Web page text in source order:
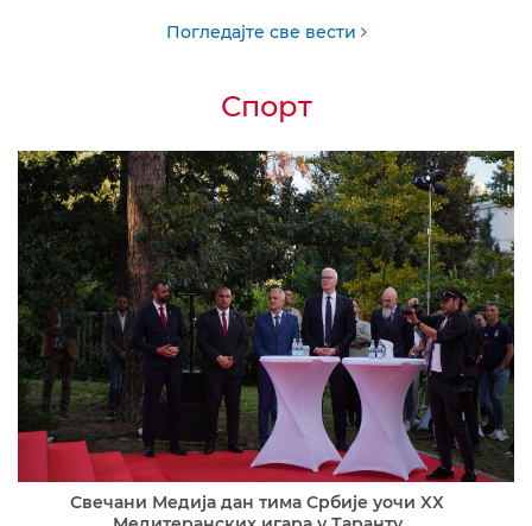
Погледајте све вести
Спорт
Свечани Медија дан тима Србије уочи XX